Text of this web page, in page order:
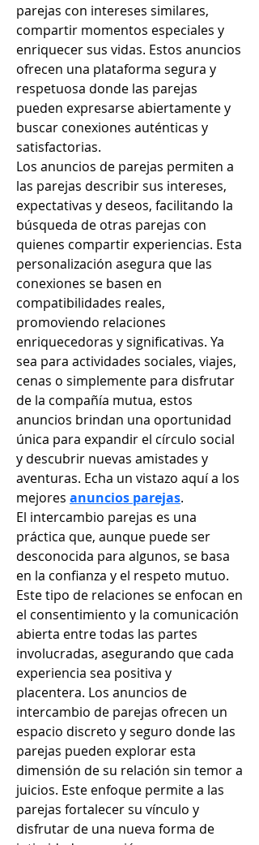
parejas con intereses similares,
compartir momentos especiales y
enriquecer sus vidas. Estos anuncios
ofrecen una plataforma segura y
respetuosa donde las parejas
pueden expresarse abiertamente y
buscar conexiones auténticas y
satisfactorias.
Los anuncios de parejas permiten a
las parejas describir sus intereses,
expectativas y deseos, facilitando la
búsqueda de otras parejas con
quienes compartir experiencias. Esta
personalización asegura que las
conexiones se basen en
compatibilidades reales,
promoviendo relaciones
enriquecedoras y significativas. Ya
sea para actividades sociales, viajes,
cenas o simplemente para disfrutar
de la compañía mutua, estos
anuncios brindan una oportunidad
única para expandir el círculo social
y descubrir nuevas amistades y
aventuras. Echa un vistazo aquí a los
mejores anuncios parejas.
El intercambio parejas es una
práctica que, aunque puede ser
desconocida para algunos, se basa
en la confianza y el respeto mutuo.
Este tipo de relaciones se enfocan en
el consentimiento y la comunicación
abierta entre todas las partes
involucradas, asegurando que cada
experiencia sea positiva y
placentera. Los anuncios de
intercambio de parejas ofrecen un
espacio discreto y seguro donde las
parejas pueden explorar esta
dimensión de su relación sin temor a
juicios. Este enfoque permite a las
parejas fortalecer su vínculo y
disfrutar de una nueva forma de